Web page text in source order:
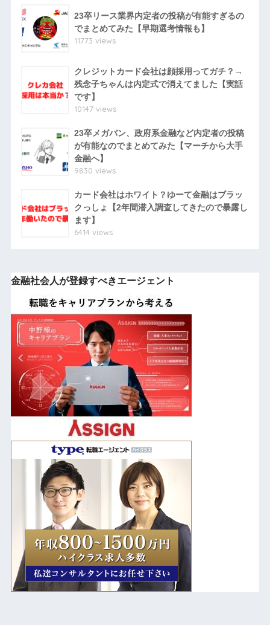
23卒リース業界内定者の投稿が有能すぎるの
でまとめてみた【早期選考情報も】
11773 views
クレジットカード会社は顔採用ってガチ？→
残念子ちゃんは内定式で消えてました【実話
です】
10147 views
23卒メガバン、政府系金融など内定者の投稿
が有能なのでまとめてみた【マーチから大手
金融へ】
9830 views
カード会社はホワイト？ゆーて金融はブラッ
クっしょ【2年間潜入調査してきたので暴露し
ます】
6414 views
金融社会人が登録すべきエージェント